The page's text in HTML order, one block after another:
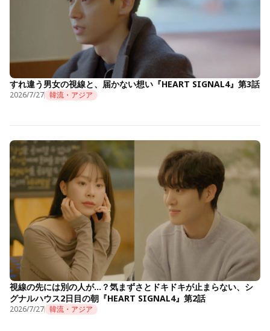
すれ違う男女の視線と、届かない想い『HEART SIGNAL4』第3話
2026/7/27 韓流・アジア
視線の先には別の人が…？気まずさとドキドキが止まらない、シ
グナルハウス2日目の朝『HEART SIGNAL4』第2話
2026/7/27 韓流・アジア